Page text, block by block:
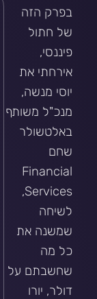
בפרק הזה
של חתול
פיננסי,
אירחתי את
יוסי מנשה,
מנכ"ל משותף
באלטשולר
שחם
Financial
Services,
לשיחה
שמשנה את
כל מה
שחשבתם על
דולר, יורו